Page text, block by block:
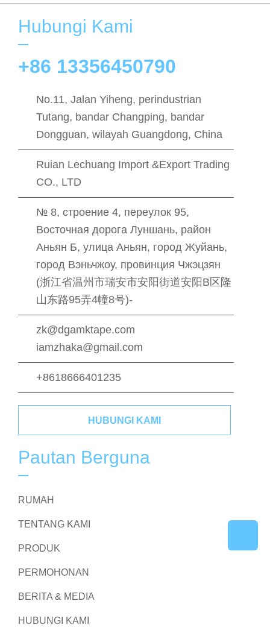
Hubungi Kami
+86 13356450790
No.11, Jalan Yiheng, perindustrian
Tutang, bandar Changping, bandar
Dongguan, wilayah Guangdong, China
Ruian Lechuang Import &Export Trading
CO., LTD
№ 8, строение 4, переулок 95,
Восточная дорога Луншань, район
Аньян Б, улица Аньян, город Жуйань,
город Вэньчжоу, провинция Чжэцзян
(浙江省温州市瑞安市安阳街道安阳B区隆
山东路95弄4幢8号)-
zk@dgamktape.com
iamzhaka@gmail.com
+8618666401235
HUBUNGI KAMI
Pautan Berguna
RUMAH
TENTANG KAMI
PRODUK
PERMOHONAN
BERITA & MEDIA
HUBUNGI KAMI